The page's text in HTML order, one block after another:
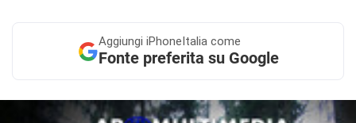
Aggiungi iPhoneItalia come
Fonte preferita su Google